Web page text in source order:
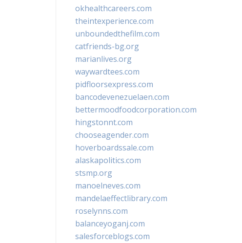
okhealthcareers.com
theintexperience.com
unboundedthefilm.com
catfriends-bg.org
marianlives.org
waywardtees.com
pidfloorsexpress.com
bancodevenezuelaen.com
bettermoodfoodcorporation.com
hingstonnt.com
chooseagender.com
hoverboardssale.com
alaskapolitics.com
stsmp.org
manoelneves.com
mandelaeffectlibrary.com
roselynns.com
balanceyoganj.com
salesforceblogs.com